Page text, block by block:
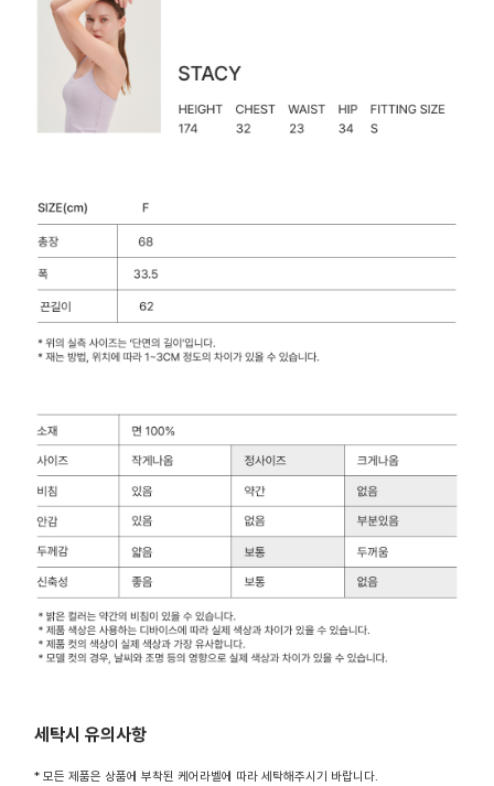
세탁시 유의사항
* 모든 제품은 상품에 부착된 케어라벨에 따라 세탁해주시기 바랍니다.